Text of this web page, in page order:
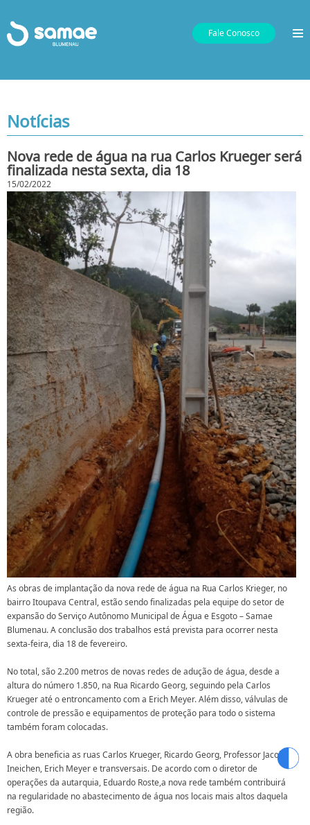
Fale Conosco
Notícias
Nova rede de água na rua Carlos Krueger será
finalizada nesta sexta, dia 18
15/02/2022
As obras de implantação da nova rede de água na Rua Carlos Krieger, no
bairro Itoupava Central, estão sendo finalizadas pela equipe do setor de
expansão do Serviço Autônomo Municipal de Água e Esgoto – Samae
Blumenau. A conclusão dos trabalhos está prevista para ocorrer nesta
sexta-feira, dia 18 de fevereiro.
No total, são 2.200 metros de novas redes de adução de água, desde a
altura do número 1.850, na Rua Ricardo Georg, seguindo pela Carlos
Krueger até o entroncamento com a Erich Meyer. Além disso, válvulas de
controle de pressão e equipamentos de proteção para todo o sistema
também foram colocadas.
A obra beneficia as ruas Carlos Krueger, Ricardo Georg, Professor Jacob
Ineichen, Erich Meyer e transversais. De acordo com o diretor de
operações da autarquia, Eduardo Roste,a nova rede também contribuirá
na regularidade no abastecimento de água nos locais mais altos daquela
região.